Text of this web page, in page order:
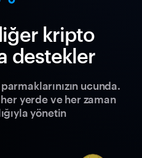
kripto
destekler
ucunda.
yerde ve her zaman
yönetin